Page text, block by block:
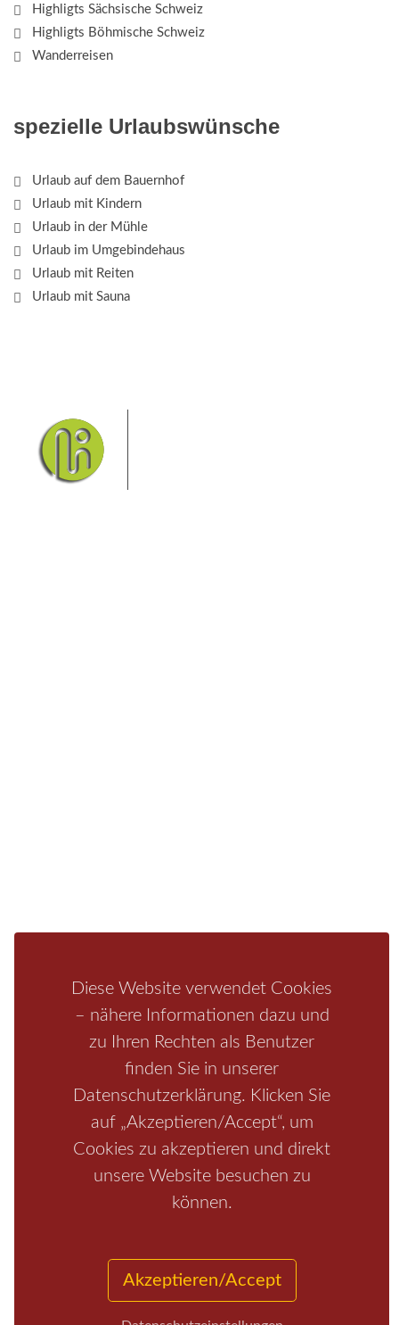
Diese Website verwendet Cookies
– nähere Informationen dazu und
zu Ihren Rechten als Benutzer
finden Sie in unserer
Datenschutzerklärung. Klicken Sie
auf „Akzeptieren/Accept“, um
Cookies zu akzeptieren und direkt
unsere Website besuchen zu
können.
Akzeptieren/Accept
Highligts Sächsische Schweiz
Highligts Böhmische Schweiz
Wanderreisen
spezielle Urlaubswünsche
Urlaub auf dem Bauernhof
Urlaub mit Kindern
Urlaub in der Mühle
Urlaub im Umgebindehaus
Urlaub mit Reiten
Urlaub mit Sauna
Boofen Mediathek
Region / Fragen+Antworten / Unterkunft / Aktivitäten
Kontakt / Impressum